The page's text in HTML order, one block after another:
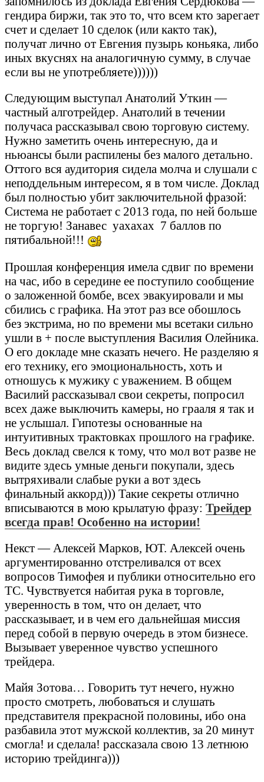
гендира биржи, так это то, что всем кто зарегает
счет и сделает 10 сделок (или както так),
получат лично от Евгения пузырь коньяка, либо
иных вкуснях на аналогичную сумму, в случае
если вы не употребляете))))))
Следующим выступал Анатолий Уткин —
частный алготрейдер. Анатолий в течении
получаса рассказывал свою торговую систему.
Нужно заметить очень интересную, да и
ньюансы были распилены без малого детально.
Оттого вся аудитория сидела молча и слушали с
неподдельным интересом, я в том числе. Доклад
был полностью убит заключительной фразой:
Система не работает с 2013 года, по ней больше
не торгую! Занавес уахахах 7 баллов по
пятибальной!!!
Прошлая конференция имела сдвиг по времени
на час, ибо в середине ее поступило сообщение
о заложенной бомбе, всех эвакуировали и мы
сбились с графика. На этот раз все обошлось
без экстрима, но по времени мы всетаки сильно
ушли в + после выступления Василия Олейника.
О его докладе мне сказать нечего. Не разделяю я
его технику, его эмоциональность, хоть и
отношусь к мужику с уважением. В общем
Василий рассказывал свои секреты, попросил
всех даже выключить камеры, но грааля я так и
не услышал. Гипотезы основанные на
интуитивных трактовках прошлого на графике.
Весь доклад свелся к тому, что мол вот разве не
видите здесь умные деньги покупали, здесь
вытряхивали слабые руки а вот здесь
финальный аккорд))) Такие секреты отлично
вписываются в мою крылатую фразу: Трейдер
всегда прав! Особенно на истории!
Некст — Алексей Марков, ЮТ. Алексей очень
аргументированно отстреливался от всех
вопросов Тимофея и публики относительно его
ТС. Чувствуется набитая рука в торговле,
уверенность в том, что он делает, что
рассказывает, и в чем его дальнейшая миссия
перед собой в первую очередь в этом бизнесе.
Вызывает уверенное чувство успешного
трейдера.
Майя Зотова… Говорить тут нечего, нужно
просто смотреть, любоваться и слушать
представителя прекрасной половины, ибо она
разбавила этот мужской коллектив, за 20 минут
смогла! и сделала! рассказала свою 13 летнюю
историю трейдинга)))